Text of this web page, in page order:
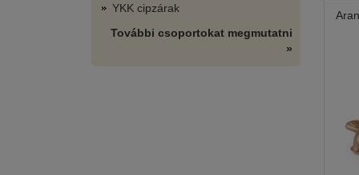
YKK cipzárak
További csoportokat megmutatni
»